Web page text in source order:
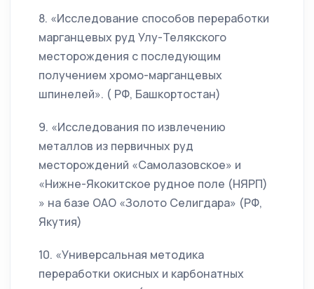
8. «Исследование способов переработки
марганцевых руд Улу-Телякского
месторождения с последующим
получением хромо-марганцевых
шпинелей». ( РФ, Башкортостан)
9. «Исследования по извлечению
металлов из первичных руд
месторождений «Самолазовское» и
«Нижне-Якокитское рудное поле (НЯРП)
» на базе ОАО «Золото Селигдара» (РФ,
Якутия)
10. «Универсальная методика
переработки окисных и карбонатных